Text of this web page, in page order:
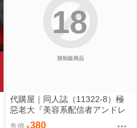
限制級商品
18
代購屋｜同人誌（11322-8）極
惡老大『美容系配信者アンドレ
アルフスと解説のヴァサゴさ
售價 380